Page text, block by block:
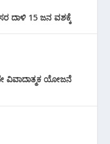
ದಾಳಿ 15 ಜನ ವಶಕ್ಕೆ
ವಿವಾದಾತ್ಮಕ ಯೋಜನೆ